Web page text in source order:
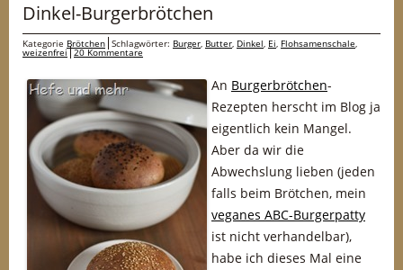
Dinkel-Burgerbrötchen
Kategorie Brötchen Schlagwörter: Burger, Butter, Dinkel, Ei, Flohsamenschale,
weizenfrei 20 Kommentare
An Burgerbrötchen-
Rezepten herscht im Blog ja
eigentlich kein Mangel.
Aber da wir die
Abwechslung lieben (jeden
falls beim Brötchen, mein
veganes ABC-Burgerpatty
ist nicht verhandelbar),
habe ich dieses Mal eine